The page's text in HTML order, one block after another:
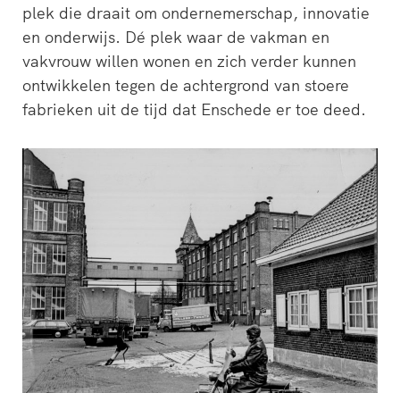
plek die draait om ondernemerschap, innovatie
en onderwijs. Dé plek waar de vakman en
vakvrouw willen wonen en zich verder kunnen
ontwikkelen tegen de achtergrond van stoere
fabrieken uit de tijd dat Enschede er toe deed.